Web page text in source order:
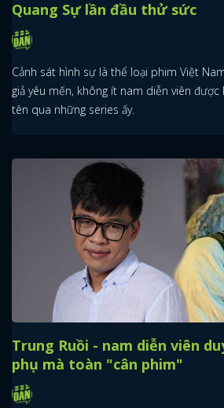
Quang Sự lần đầu thử sức
Cảnh sát hình sự là thể loại phim Việt
giả yêu mến, không ít nam diễn viên
tên qua những series ấy.
Trung Ruồi - nam diễn viên
phụ mà toàn "cân phim"